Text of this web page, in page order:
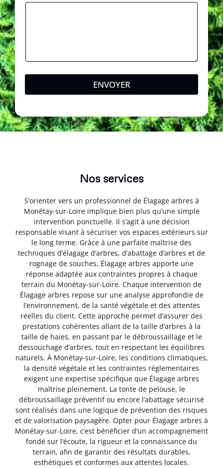
ENVOYER
Nos services
S’orienter vers un professionnel de Élagage arbres à
Monétay-sur-Loire implique bien plus qu’une simple
intervention ponctuelle. Il s’agit à une décision
responsable visant à sécuriser vos espaces extérieurs sur
le long terme. Grâce à une parfaite maîtrise des
techniques d’élagage d’arbres, d’abattage d’arbres et de
rognage de souches, Élagage arbres apporte une
réponse adaptée aux contraintes propres à chaque
terrain du Monétay-sur-Loire. Chaque intervention de
Élagage arbres repose sur une analyse approfondie de
l’environnement, de la santé végétale et des attentes
réelles du client. Cette approche permet d’assurer des
prestations cohérentes allant de la taille d’arbres à la
taille de haies, en passant par le débroussaillage et le
dessouchage d’arbres, tout en respectant les équilibres
naturels. À Monétay-sur-Loire, les conditions climatiques,
la densité végétale et les contraintes réglementaires
exigent une expertise spécifique que Élagage arbres
maîtrise pleinement. La tonte de pelouse, le
débroussaillage préventif ou encore l’abattage sécurisé
sont réalisés dans une logique de prévention des risques
et de valorisation paysagère. Opter pour Élagage arbres à
Monétay-sur-Loire, c’est bénéficier d’un accompagnement
fondé sur l’écoute, la rigueur et la connaissance du
terrain, afin de garantir des résultats durables,
esthétiques et conformes aux attentes locales.